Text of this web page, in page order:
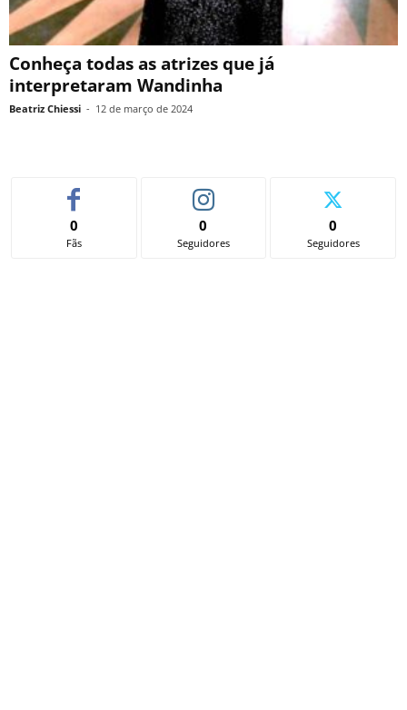
Conheça todas as atrizes que já
interpretaram Wandinha
Beatriz Chiessi - 12 de março de 2024
0
Fãs
0
Seguidores
0
Seguidores